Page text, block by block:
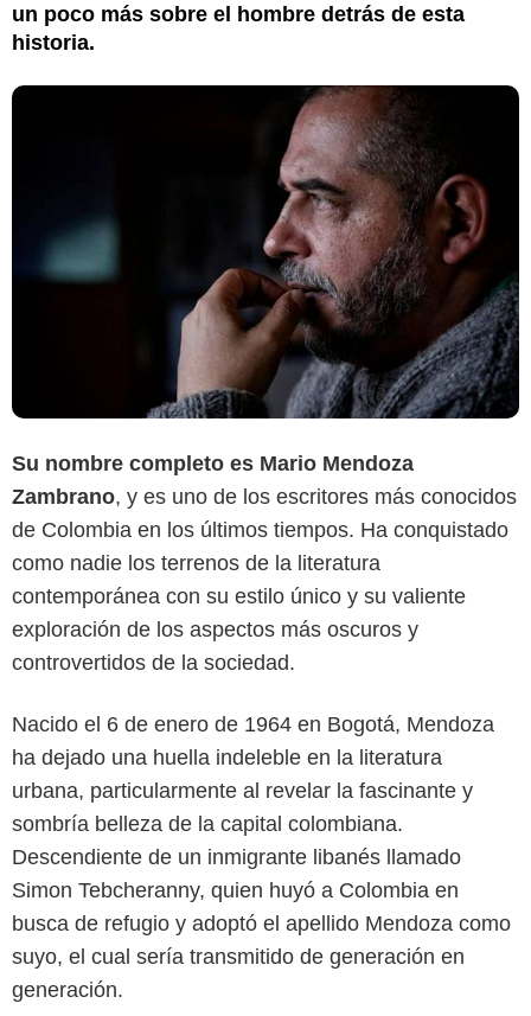
un poco más sobre el hombre detrás de esta
historia.
Su nombre completo es Mario Mendoza
Zambrano, y es uno de los escritores más conocidos
de Colombia en los últimos tiempos. Ha conquistado
como nadie los terrenos de la literatura
contemporánea con su estilo único y su valiente
exploración de los aspectos más oscuros y
controvertidos de la sociedad.
Nacido el 6 de enero de 1964 en Bogotá, Mendoza
ha dejado una huella indeleble en la literatura
urbana, particularmente al revelar la fascinante y
sombría belleza de la capital colombiana.
Descendiente de un inmigrante libanés llamado
Simon Tebcheranny, quien huyó a Colombia en
busca de refugio y adoptó el apellido Mendoza como
suyo, el cual sería transmitido de generación en
generación.
Camila Reina/JetSet